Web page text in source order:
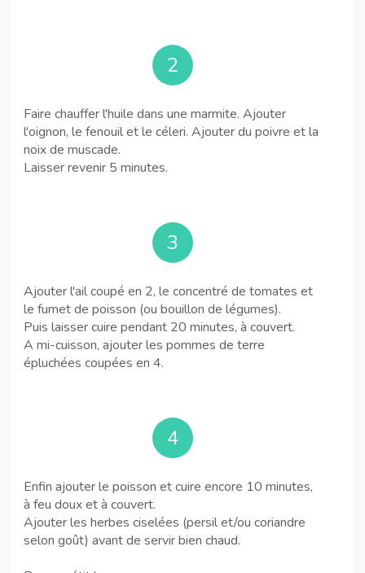
2
Faire chauffer l'huile dans une marmite. Ajouter
l'oignon, le fenouil et le céleri. Ajouter du poivre et la
noix de muscade.
Laisser revenir 5 minutes.
3
Ajouter l'ail coupé en 2, le concentré de tomates et
le fumet de poisson (ou bouillon de légumes).
Puis laisser cuire pendant 20 minutes, à couvert.
A mi-cuisson, ajouter les pommes de terre
épluchées coupées en 4.
4
Enfin ajouter le poisson et cuire encore 10 minutes,
à feu doux et à couvert.
Ajouter les herbes ciselées (persil et/ou coriandre
selon goût) avant de servir bien chaud.